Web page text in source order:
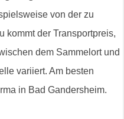
von der zu
kommt der Transportpreis,
dem Sammelort und
variiert. Am besten
in Bad Gandersheim.